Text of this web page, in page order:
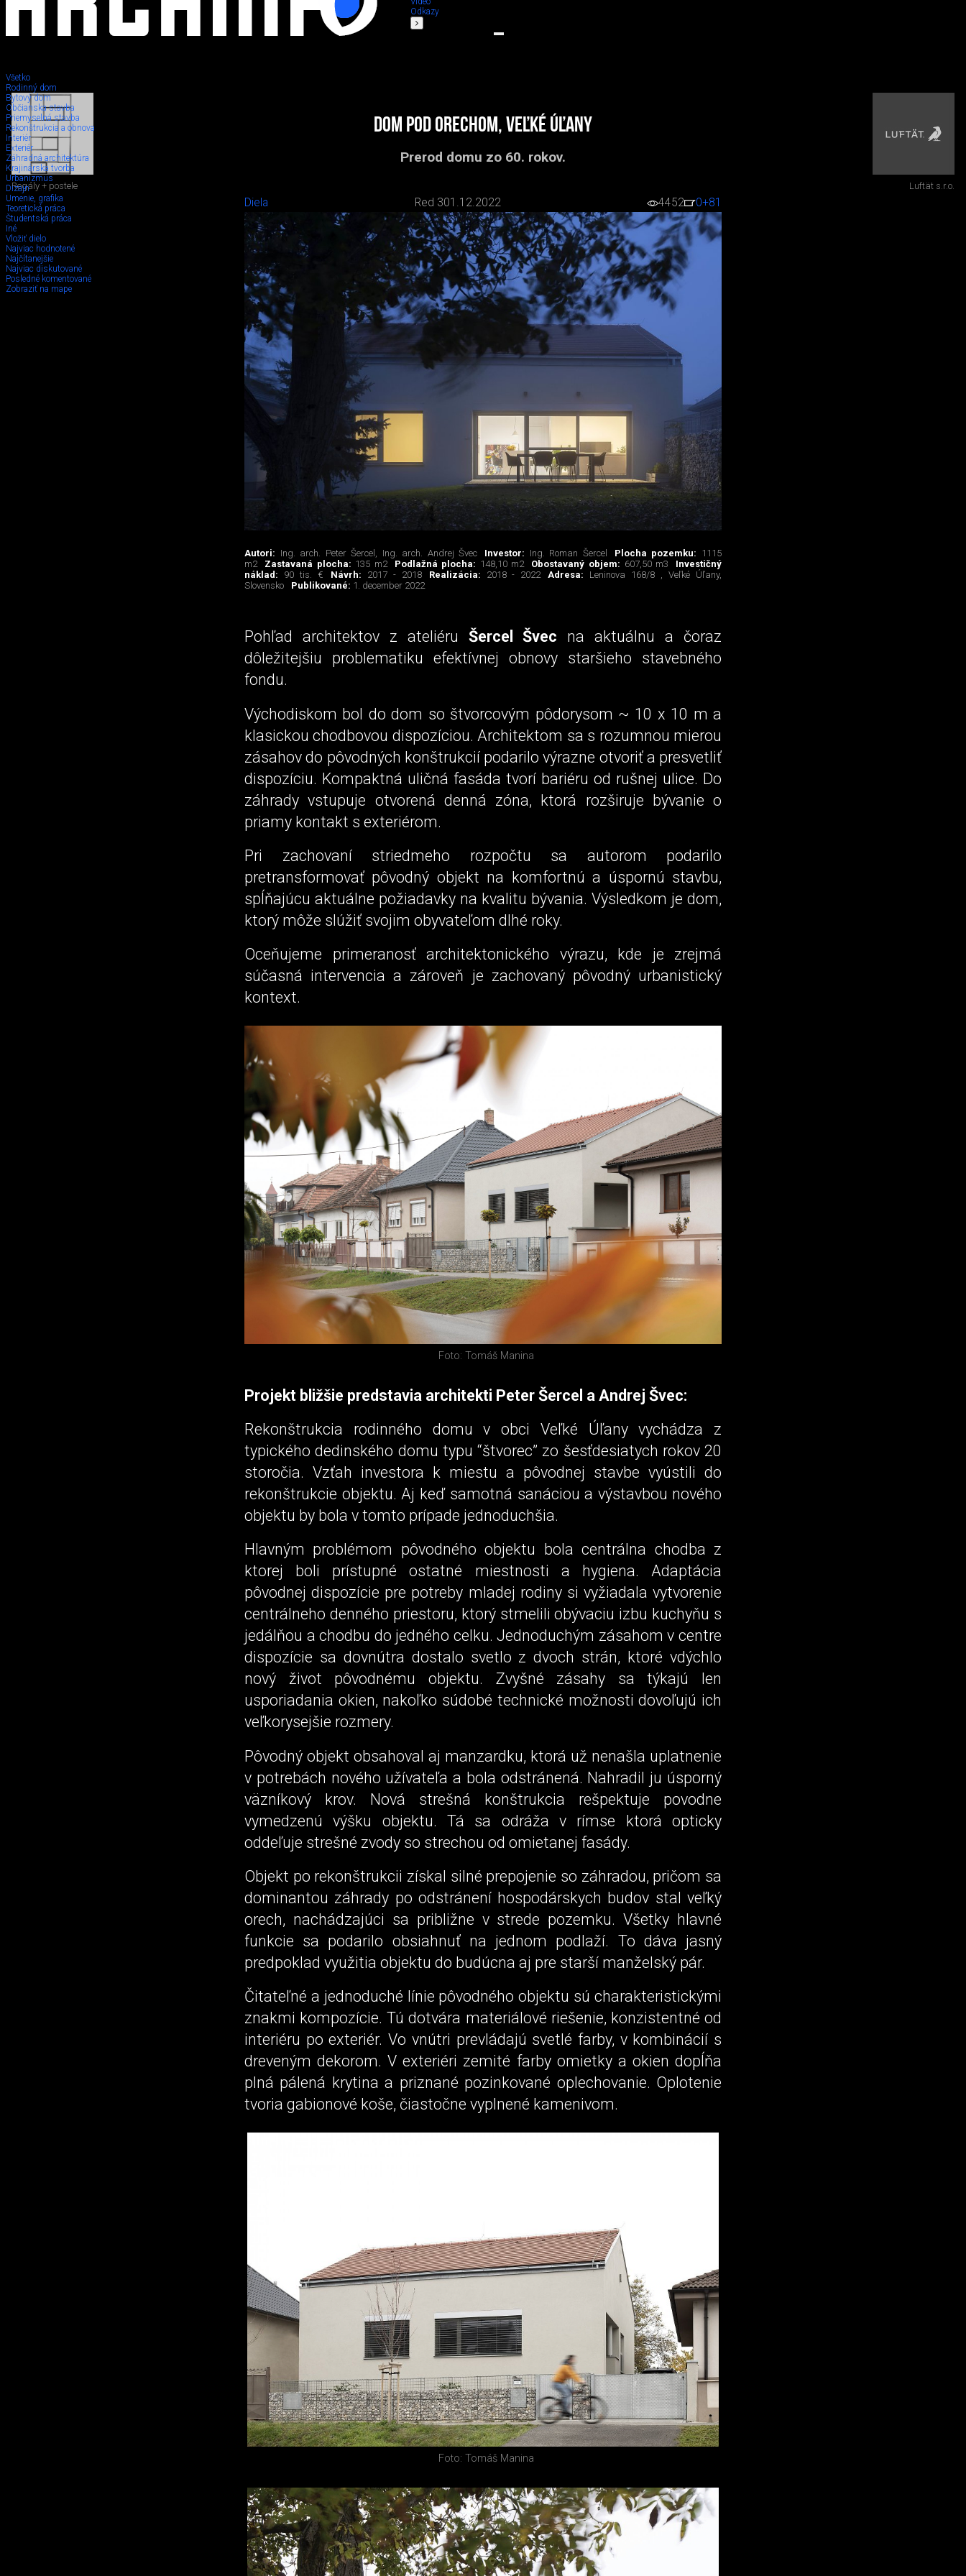
Odkazy
Všetko
Rodinný dom
Bytový dom
Občianska stavba
Priemyselná stavba
Rekonštrukcia a obnova
Interiér
Exteriér
Záhradná architektúra
Krajinárska tvorba
Urbanizmus
Dizajn
Umenie, grafika
Teoretická práca
Študentská práca
Iné
Vložiť dielo
Najviac hodnotené
Najčítanejšie
Najviac diskutované
Posledné komentované
Zobraziť na mape
Dom pod orechom, Veľké Úľany
Prerod domu zo 60. rokov.
Diela Red 301.12.2022 4452 0+81
Autori: Ing. arch. Peter Šercel, Ing. arch. Andrej Švec Investor: Ing. Roman Šercel Plocha pozemku: 1115
m2
Zastavaná plocha: 135 m2 Podlažná plocha: 148,10 m2 Obostavaný objem: 607,50 m3
Investičný
náklad: 90 tis. € Návrh: 2017 - 2018 Realizácia: 2018 - 2022 Adresa: Leninova 168/8 , Veľké Úľany,
Slovensko
Publikované: 1. december 2022
Pohľad architektov z ateliéru Šercel Švec na aktuálnu a čoraz
dôležitejšiu problematiku efektívnej obnovy staršieho stavebného
fondu.
Východiskom bol do dom so štvorcovým pôdorysom ~ 10 x 10 m a
klasickou chodbovou dispozíciou. Architektom sa s rozumnou mierou
zásahov do pôvodných konštrukcií podarilo výrazne otvoriť a presvetliť
dispozíciu. Kompaktná uličná fasáda tvorí bariéru od rušnej ulice. Do
záhrady vstupuje otvorená denná zóna, ktorá rozširuje bývanie o
priamy kontakt s exteriérom.
Pri zachovaní striedmeho rozpočtu sa autorom podarilo
pretransformovať pôvodný objekt na komfortnú a úspornú stavbu,
spĺňajúcu aktuálne požiadavky na kvalitu bývania. Výsledkom je dom,
ktorý môže slúžiť svojim obyvateľom dlhé roky.
Oceňujeme primeranosť architektonického výrazu, kde je zrejmá
súčasná intervencia a zároveň je zachovaný pôvodný urbanistický
kontext.
Regály + postele Luftät s.r.o.
Foto: Tomáš Manina
Projekt bližšie predstavia architekti Peter Šercel a Andrej Švec:
Rekonštrukcia rodinného domu v obci Veľké Úľany vychádza z
typického dedinského domu typu “štvorec” zo šesťdesiatych rokov 20
storočia. Vzťah investora k miestu a pôvodnej stavbe vyústili do
rekonštrukcie objektu. Aj keď samotná sanáciou a výstavbou nového
objektu by bola v tomto prípade jednoduchšia.
Hlavným problémom pôvodného objektu bola centrálna chodba z
ktorej boli prístupné ostatné miestnosti a hygiena. Adaptácia
pôvodnej dispozície pre potreby mladej rodiny si vyžiadala vytvorenie
centrálneho denného priestoru, ktorý stmelili obývaciu izbu kuchyňu s
jedálňou a chodbu do jedného celku. Jednoduchým zásahom v centre
dispozície sa dovnútra dostalo svetlo z dvoch strán, ktoré vdýchlo
nový život pôvodnému objektu. Zvyšné zásahy sa týkajú len
usporiadania okien, nakoľko súdobé technické možnosti dovoľujú ich
veľkorysejšie rozmery.
Pôvodný objekt obsahoval aj manzardku, ktorá už nenašla uplatnenie
v potrebách nového užívateľa a bola odstránená. Nahradil ju úsporný
väzníkový krov. Nová strešná konštrukcia rešpektuje povodne
vymedzenú výšku objektu. Tá sa odráža v rímse ktorá opticky
oddeľuje strešné zvody so strechou od omietanej fasády.
Objekt po rekonštrukcii získal silné prepojenie so záhradou, pričom sa
dominantou záhrady po odstránení hospodárskych budov stal veľký
orech, nachádzajúci sa približne v strede pozemku. Všetky hlavné
funkcie sa podarilo obsiahnuť na jednom podlaží. To dáva jasný
predpoklad využitia objektu do budúcna aj pre starší manželský pár.
Čitateľné a jednoduché línie pôvodného objektu sú charakteristickými
znakmi kompozície. Tú dotvára materiálové riešenie, konzistentné od
interiéru po exteriér. Vo vnútri prevládajú svetlé farby, v kombinácií s
dreveným dekorom. V exteriéri zemité farby omietky a okien dopĺňa
plná pálená krytina a priznané pozinkované oplechovanie. Oplotenie
tvoria gabionové koše, čiastočne vyplnené kamenivom.
Foto: Tomáš Manina